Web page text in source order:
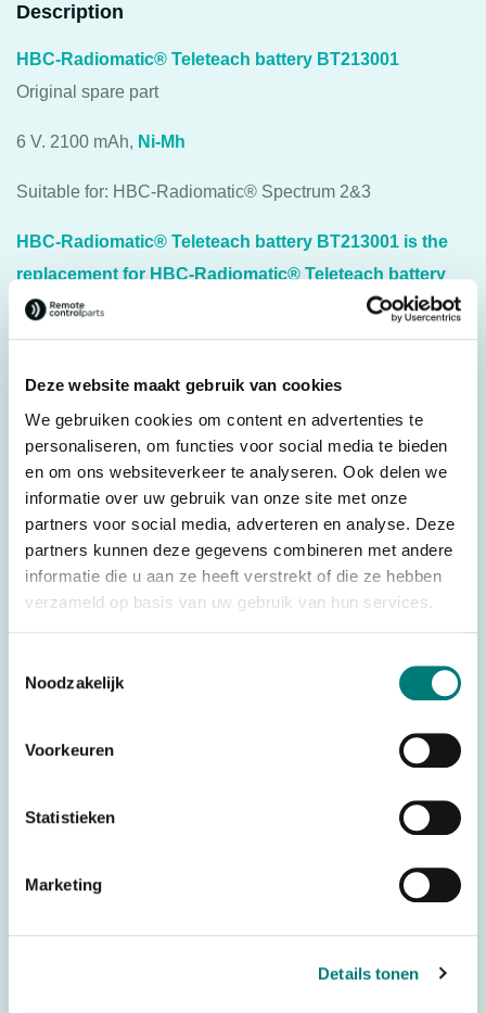
Deze website maakt gebruik van cookies
We gebruiken cookies om content en advertenties te
personaliseren, om functies voor social media te bieden
en om ons websiteverkeer te analyseren. Ook delen we
informatie over uw gebruik van onze site met onze
partners voor social media, adverteren en analyse. Deze
partners kunnen deze gegevens combineren met andere
informatie die u aan ze heeft verstrekt of die ze hebben
verzameld op basis van uw gebruik van hun services.
Noodzakelijk
Voorkeuren
Statistieken
Marketing
Details tonen
Description
HBC-Radiomatic® Teleteach battery BT213001
Original spare part
6 V. 2100 mAh, Ni-Mh
Suitable for: HBC-Radiomatic® Spectrum 2&3
HBC-Radiomatic® Teleteach battery BT213001 is the
replacement for HBC-Radiomatic® Teleteach battery
BT213020
Weight: 218 grams
Original spare part: BT213001
For transmitter: HBC-Radiomatic® Spectrum 2&3
Specifications
Parts
Would you like to request a quote for this product? Then fill
in the quote request form and we will contact you as soon
as possible.